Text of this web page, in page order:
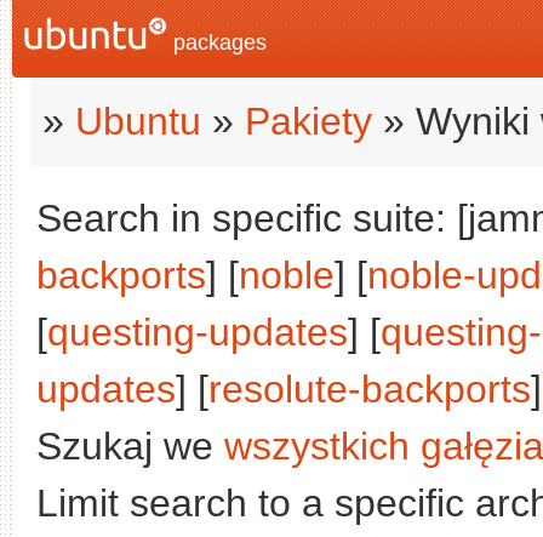
packages
» Ubuntu » Pakiety » Wyniki
Search in specific suite:
backports] [noble] [noble-
[questing-updates] [
updates] [resolute-backports
Szukaj we wszystkich
Limit search to a specific